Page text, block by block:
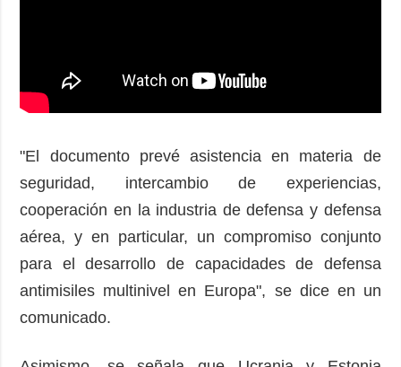
"El documento prevé asistencia en materia de
seguridad, intercambio de experiencias,
cooperación en la industria de defensa y defensa
aérea, y en particular, un compromiso conjunto
para el desarrollo de capacidades de defensa
antimisiles multinivel en Europa", se dice en un
comunicado.